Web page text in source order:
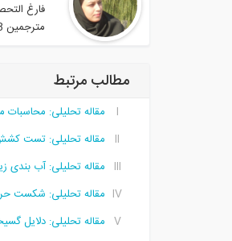
فارغ
مترجمین 808 و پشتیبان محتوای سایت.
مطالب مرتبط
مقاله تحلیلی:
مقاله تحلیلی:‌ تست
مقاله تحلیلی:‌ آب‌ بندی
مقاله تحلیلی: شکست
مقاله تحلیلی: دلایل